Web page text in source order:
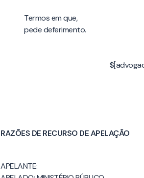
Termos em que,
pede deferimento.
RAZÕES DE RECURSO DE APELAÇÃO
APELANTE: